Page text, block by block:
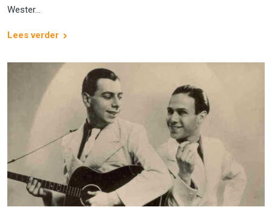
Wester...
Lees verder